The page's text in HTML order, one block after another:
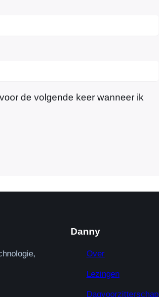
de volgende keer wanneer ik
Danny
Over
Lezingen
Dagvoorzitterschap